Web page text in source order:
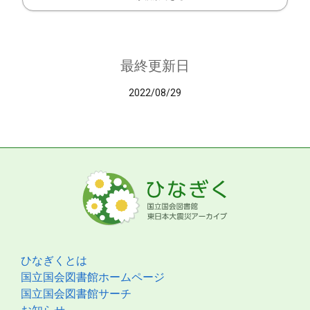
最終更新日
2022/08/29
ひなぎくとは
国立国会図書館ホームページ
国立国会図書館サーチ